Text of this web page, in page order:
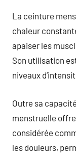
La ceinture
chaleur
apaiser les
Son utilisation
niveaux
Outre sa
menstruelle
considérée
les douleurs,